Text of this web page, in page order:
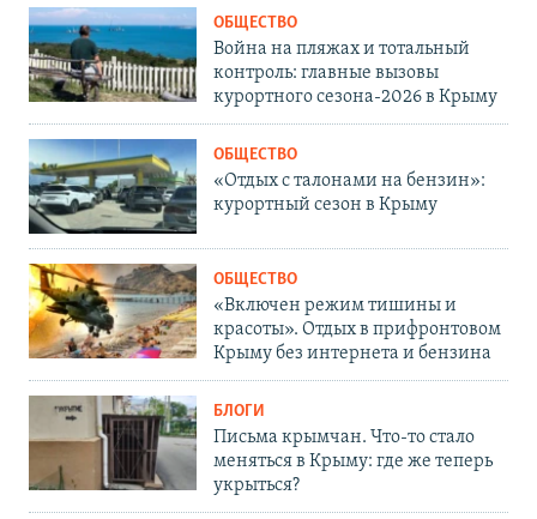
ОБЩЕСТВО
Война на пляжах и тотальный
контроль: главные вызовы
курортного сезона-2026 в Крыму
ОБЩЕСТВО
«Отдых с талонами на бензин»:
курортный сезон в Крыму
ОБЩЕСТВО
«Включен режим тишины и
красоты». Отдых в прифронтовом
Крыму без интернета и бензина
БЛОГИ
Письма крымчан. Что-то стало
меняться в Крыму: где же теперь
укрыться?